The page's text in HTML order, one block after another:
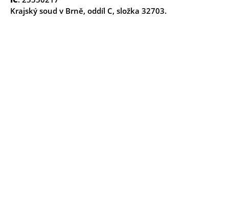
Krajský soud v Brně, oddíl C, složka 32703.